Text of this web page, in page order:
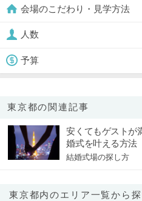
会場のこだわり・見学方法
人数
予算
東京都の関連記事
安くてもゲストが
婚式を叶える方法
結婚式場の探し方
東京都内のエリア一覧から探